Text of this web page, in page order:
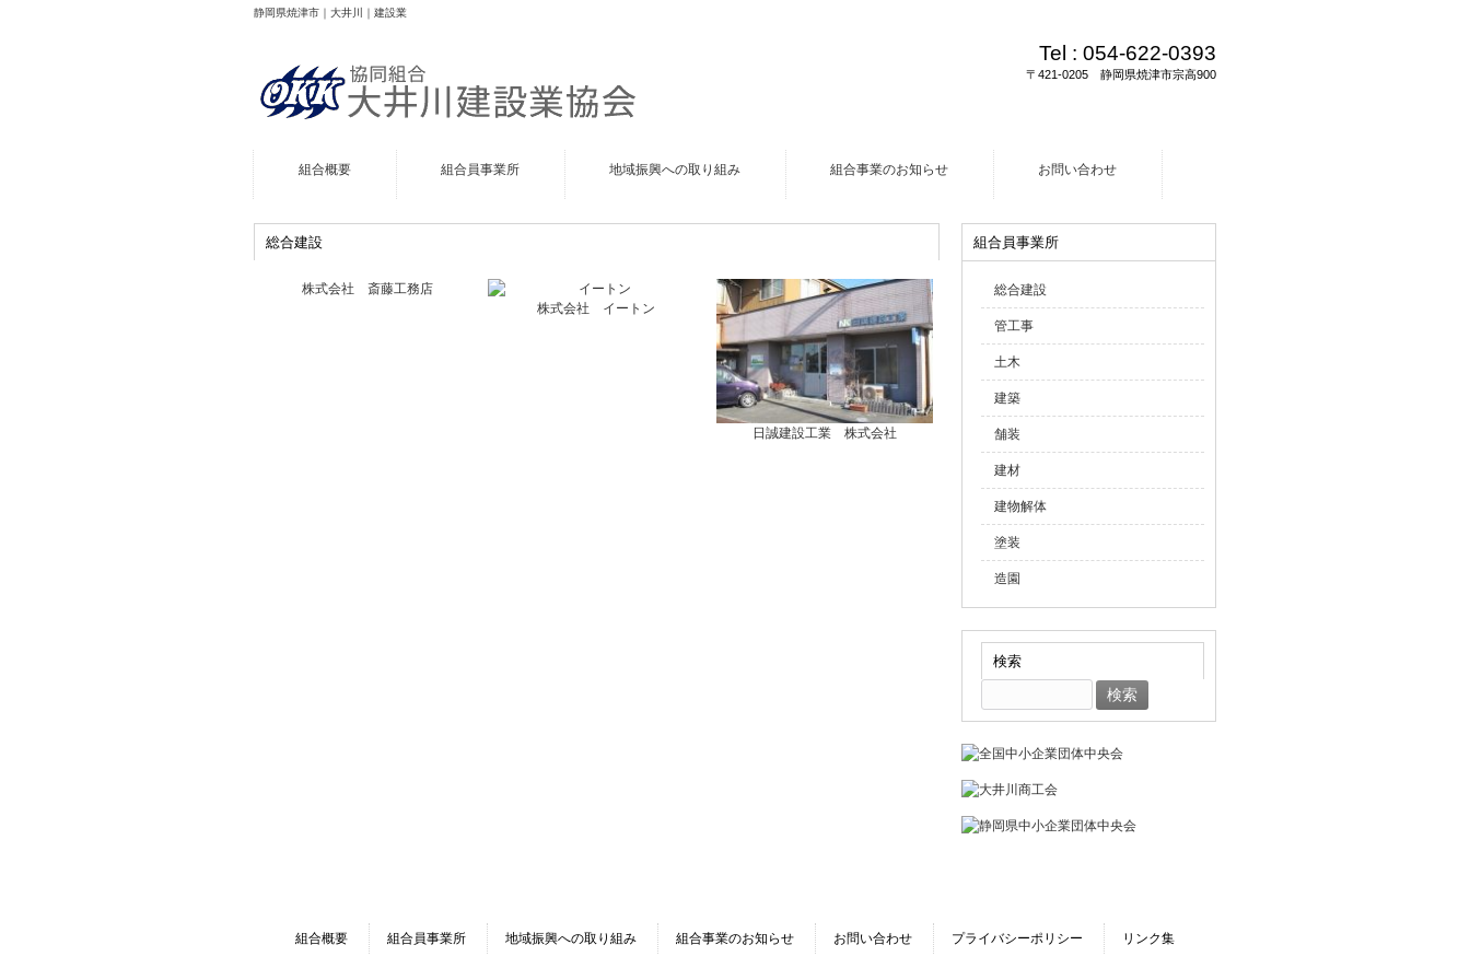
静岡県焼津市｜大井川｜建設業
Tel : 054-622-0393
〒421-0205 静岡県焼津市宗高900
組合概要 組合員事業所 地域振興への取り組み 組合事業のお知らせ お問い合わせ
総合建設
株式会社 斎藤工務店
株式会社 イートン
日誠建設工業 株式会社
組合員事業所
総合建設
管工事
土木
建築
舗装
建材
建物解体
塗装
造園
検索
索:
組合概要 組合員事業所 地域振興への取り組み 組合事業のお知らせ お問い合わせ プライバシーポリシー リンク集